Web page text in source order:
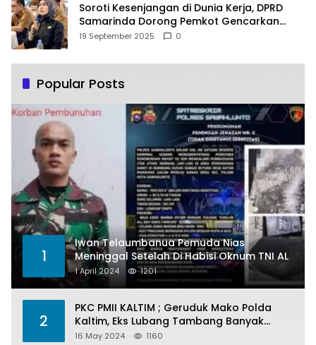
Soroti Kesenjangan di Dunia Kerja, DPRD
Samarinda Dorong Pemkot Gencarkan
Pemberdayaan Perempuan
19 September 2025 0
Popular Posts
1
Iwan Telaumbanua Pemuda Nias
Meninggal Setelah Di Habisi Oknum TNI AL
1 April 2024 1201
2
PKC PMII KALTIM ; Geruduk Mako Polda
Kaltim, Eks Lubang Tambang Banyak
Menelan Korban
16 May 2024 1160